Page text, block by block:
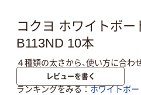
コクヨ ホワイトボ
B113ND 10本
４種類の太さから、使い方に合わ
レビューを書く
ランキングをみる ホワイトボ